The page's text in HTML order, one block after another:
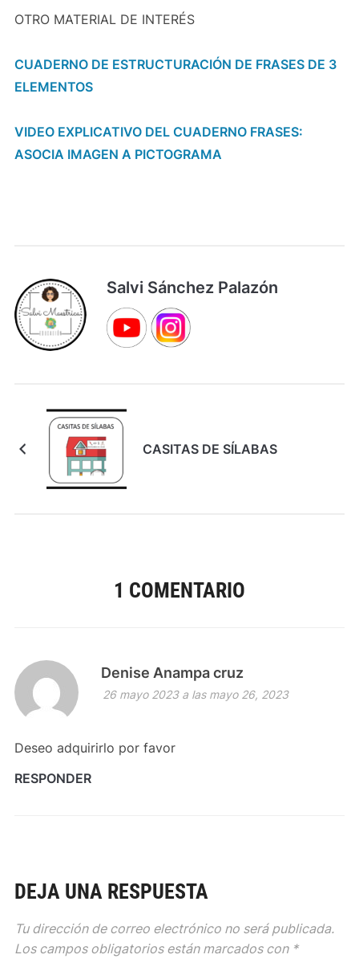
OTRO MATERIAL DE INTERÉS
CUADERNO DE ESTRUCTURACIÓN DE FRASES DE 3
ELEMENTOS
VIDEO EXPLICATIVO DEL CUADERNO FRASES:
ASOCIA IMAGEN A PICTOGRAMA
Salvi Sánchez Palazón
CASITAS DE SÍLABAS
1 COMENTARIO
Denise Anampa cruz
26 mayo 2023 a las mayo 26, 2023
Deseo adquirirlo por favor
RESPONDER
DEJA UNA RESPUESTA
Tu dirección de correo electrónico no será publicada.
Los campos obligatorios están marcados con *